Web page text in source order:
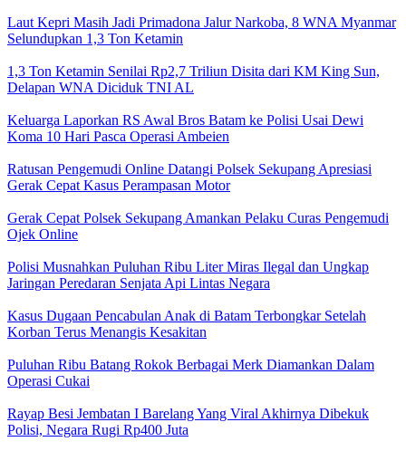
Laut Kepri Masih Jadi Primadona Jalur Narkoba, 8 WNA Myanmar
Selundupkan 1,3 Ton Ketamin
1,3 Ton Ketamin Senilai Rp2,7 Triliun Disita dari KM King Sun,
Delapan WNA Diciduk TNI AL
Keluarga Laporkan RS Awal Bros Batam ke Polisi Usai Dewi
Koma 10 Hari Pasca Operasi Ambeien
Ratusan Pengemudi Online Datangi Polsek Sekupang Apresiasi
Gerak Cepat Kasus Perampasan Motor
Gerak Cepat Polsek Sekupang Amankan Pelaku Curas Pengemudi
Ojek Online
Polisi Musnahkan Puluhan Ribu Liter Miras Ilegal dan Ungkap
Jaringan Peredaran Senjata Api Lintas Negara
Kasus Dugaan Pencabulan Anak di Batam Terbongkar Setelah
Korban Terus Menangis Kesakitan
Puluhan Ribu Batang Rokok Berbagai Merk Diamankan Dalam
Operasi Cukai
Rayap Besi Jembatan I Barelang Yang Viral Akhirnya Dibekuk
Polisi, Negara Rugi Rp400 Juta